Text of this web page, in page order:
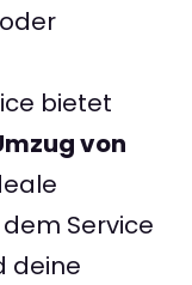
bietet
von
Service
deine